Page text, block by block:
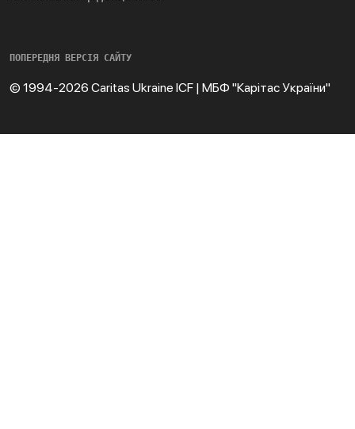
ПОПЕРЕДНЯ ВЕРСІЯ САЙТУ
© 1994-2026 Caritas Ukraine ICF | МБФ "Карітас України"